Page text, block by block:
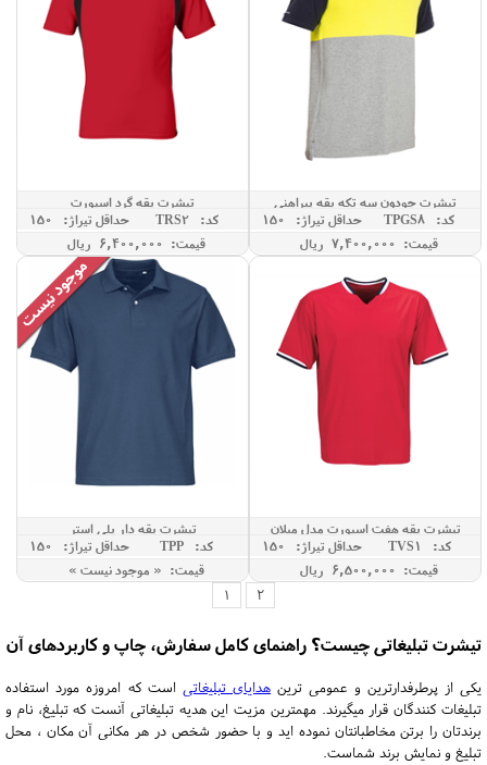
تیشرت جودون سه تکه یقه پیراهنی
کد: TPGS8
حداقل تيراژ: 150
قیمت: 7,400,000 ريال
تیشرت یقه گرد اسپورت
کد: TRS2
حداقل تيراژ: 150
قیمت: 6,400,000 ريال
تیشرت یقه هفت اسپورت مدل میلان
کد: TVS1
حداقل تيراژ: 150
قیمت: 6,500,000 ريال
تیشرت یقه دار پلی استر
کد: TPP
حداقل تيراژ: 150
قیمت: « موجود نیست »
1 2
تیشرت تبلیغاتی چیست؟ راهنمای کامل سفارش، چاپ و کاربردهای آن
یکی از پرطرفدارترین و عمومی ترین هدایای تبلیغاتی است که امروزه مورد استفاده
تبلیغات کنندگان قرار میگیرند. مهمترین مزیت این هدیه تبلیغاتی آنست که تبلیغ، نام و
برندتان را برتن مخاطبانتان نموده اید و با حضور شخص در هر مکانی آن مکان ، محل
تبلیغ و نمایش برند شماست.